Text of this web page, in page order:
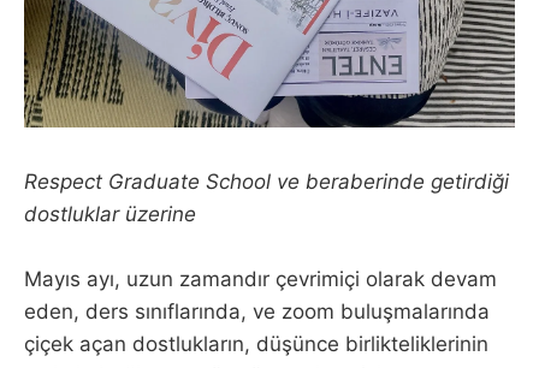
Respect Graduate School ve beraberinde getirdiği
dostluklar üzerine
Mayıs ayı, uzun zamandır çevrimiçi olarak devam
eden, ders sınıflarında, ve zoom buluşmalarında
çiçek açan dostlukların, düşünce birlikteliklerinin